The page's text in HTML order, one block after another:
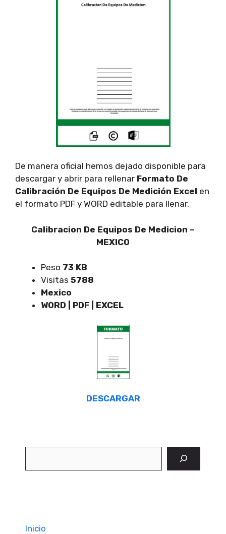
De manera oficial hemos dejado disponible para
descargar y abrir para rellenar Formato De
Calibración De Equipos De Medición Excel en
el formato PDF y WORD editable para llenar.
Calibracion De Equipos De Medicion –
MEXICO
Peso 73 KB
Visitas 5788
Mexico
WORD | PDF | EXCEL
DESCARGAR
Inicio